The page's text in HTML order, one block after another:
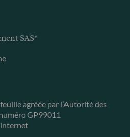
SAS*
agréée par l’Autorité des
GP99011
internet